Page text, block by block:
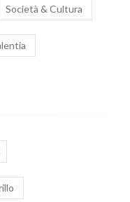
Società & Cultura